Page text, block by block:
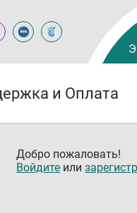
и Оплата
Добро пожаловать!
Войдите или